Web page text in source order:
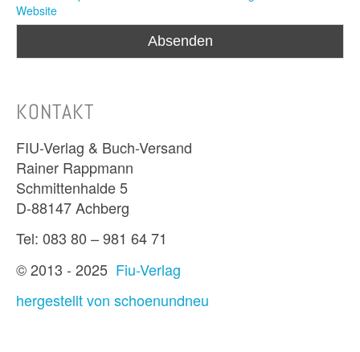
Website
KONTAKT
FIU-Verlag & Buch-Versand
Rainer Rappmann
Schmittenhalde 5
D-88147 Achberg
Tel: 083 80 – 981 64 71
© 2013 - 2025 Fiu-Verlag
hergestellt von schoenundneu